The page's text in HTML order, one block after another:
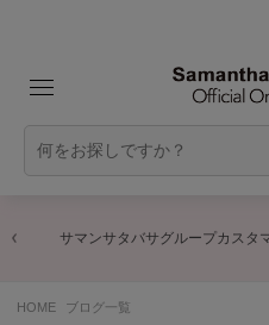
サマンサタバサグループカスタ
HOME ブログ一覧